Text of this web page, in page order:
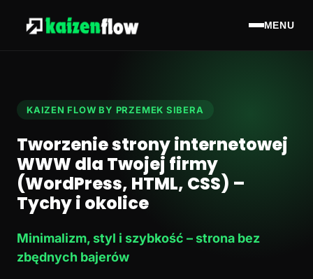
MENU
KAIZEN FLOW BY PRZEMEK SIBERA
Tworzenie strony internetowej
WWW dla Twojej firmy
(WordPress, HTML, CSS) –
Tychy i okolice
Minimalizm, styl i szybkość – strona bez
zbędnych bajerów